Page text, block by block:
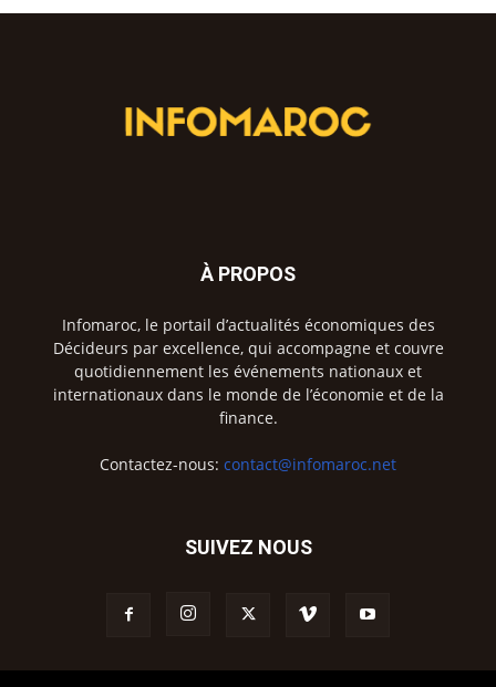
À PROPOS
Infomaroc, le portail d’actualités économiques des
Décideurs par excellence, qui accompagne et couvre
quotidiennement les événements nationaux et
internationaux dans le monde de l’économie et de la
finance.
Contactez-nous: contact@infomaroc.net
SUIVEZ NOUS